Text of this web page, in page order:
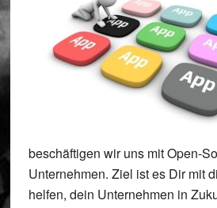
beschäftigen wir uns mit Open-
Unternehmen. Ziel ist es Dir mit
helfen, dein Unternehmen in